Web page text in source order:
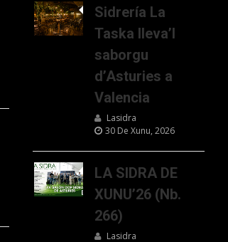
Sidrería La
Taska lleva’l
saborgu
d’Asturies a
Valencia
Lasidra
30 De Xunu, 2026
LA SIDRA DE
XUNU’26 (Nb.
266)
Lasidra